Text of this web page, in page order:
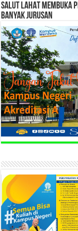
SALUT LAHAT MEMBUKA
BANYAK JURUSAN